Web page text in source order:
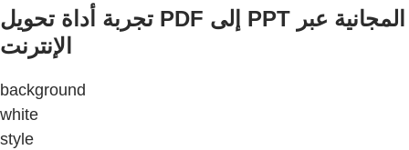
تجربة أداة تحويل PDF إلى PPT المجانية عبر
الإنترنت
background
white
style